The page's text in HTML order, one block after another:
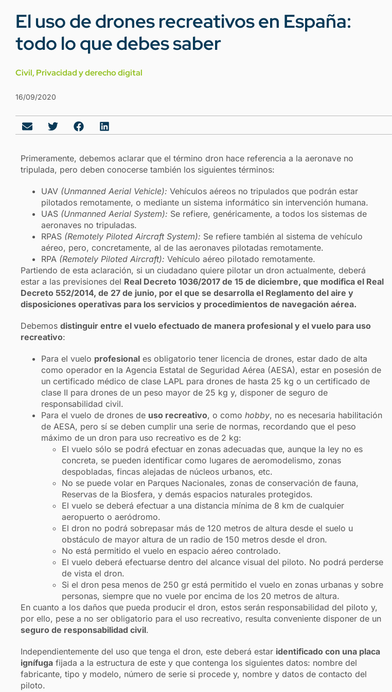
El uso de drones recreativos en España:
todo lo que debes saber
Civil, Privacidad y derecho digital
16/09/2020
Primeramente, debemos aclarar que el término dron hace referencia a la aeronave no
tripulada, pero deben conocerse también los siguientes términos:
UAV (Unmanned Aerial Vehicle): Vehículos aéreos no tripulados que podrán estar
pilotados remotamente, o mediante un sistema informático sin intervención humana.
UAS (Unmanned Aerial System): Se refiere, genéricamente, a todos los sistemas de
aeronaves no tripuladas.
RPAS (Remotely Piloted Aircraft System): Se refiere también al sistema de vehículo
aéreo, pero, concretamente, al de las aeronaves pilotadas remotamente.
RPA (Remotely Piloted Aircraft): Vehículo aéreo pilotado remotamente.
Partiendo de esta aclaración, si un ciudadano quiere pilotar un dron actualmente, deberá
estar a las previsiones del Real Decreto 1036/2017 de 15 de diciembre, que modifica el Real
Decreto 552/2014, de 27 de junio, por el que se desarrolla el Reglamento del aire y
disposiciones operativas para los servicios y procedimientos de navegación aérea.
Debemos distinguir entre el vuelo efectuado de manera profesional y el vuelo para uso
recreativo:
Para el vuelo profesional es obligatorio tener licencia de drones, estar dado de alta
como operador en la Agencia Estatal de Seguridad Aérea (AESA), estar en posesión de
un certificado médico de clase LAPL para drones de hasta 25 kg o un certificado de
clase II para drones de un peso mayor de 25 kg y, disponer de seguro de
responsabilidad civil.
Para el vuelo de drones de uso recreativo, o como hobby, no es necesaria habilitación
de AESA, pero sí se deben cumplir una serie de normas, recordando que el peso
máximo de un dron para uso recreativo es de 2 kg:
El vuelo sólo se podrá efectuar en zonas adecuadas que, aunque la ley no es
concreta, se pueden identificar como lugares de aeromodelismo, zonas
despobladas, fincas alejadas de núcleos urbanos, etc.
No se puede volar en Parques Nacionales, zonas de conservación de fauna,
Reservas de la Biosfera, y demás espacios naturales protegidos.
El vuelo se deberá efectuar a una distancia mínima de 8 km de cualquier
aeropuerto o aeródromo.
El dron no podrá sobrepasar más de 120 metros de altura desde el suelo u
obstáculo de mayor altura de un radio de 150 metros desde el dron.
No está permitido el vuelo en espacio aéreo controlado.
El vuelo deberá efectuarse dentro del alcance visual del piloto. No podrá perderse
de vista el dron.
Si el dron pesa menos de 250 gr está permitido el vuelo en zonas urbanas y sobre
personas, siempre que no vuele por encima de los 20 metros de altura.
En cuanto a los daños que pueda producir el dron, estos serán responsabilidad del piloto y,
por ello, pese a no ser obligatorio para el uso recreativo, resulta conveniente disponer de un
seguro de responsabilidad civil.
Independientemente del uso que tenga el dron, este deberá estar identificado con una placa
ignífuga fijada a la estructura de este y que contenga los siguientes datos: nombre del
fabricante, tipo y modelo, número de serie si procede y, nombre y datos de contacto del
piloto.